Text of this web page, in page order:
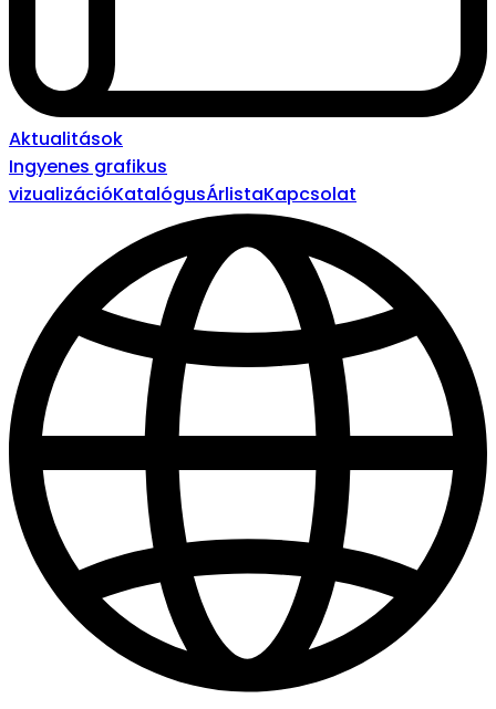
Aktualitások
Ingyenes grafikus
vizualizációKatalógusÁrlistaKapcsolat